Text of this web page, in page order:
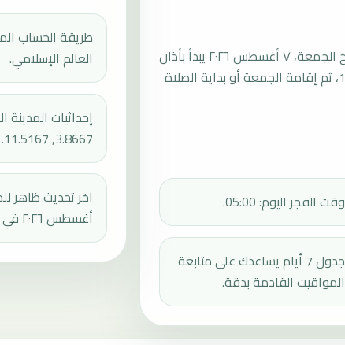
موعد صلاة الجمعة القادمة في ياوندي بتاريخ الجمعة، ٧ أغسطس ٢٠٢٦ يبدأ بأذان
الجمعة عند 12:20، ثم بداية الخطبة عند 12:30، ثم إقامة الجمعة أو بداية الصلاة
وقت الفجر اليوم: 05:00.
جدول 7 أيام يساعدك على متابعة
المواقيت القادمة بدقة.
طريقة الحساب
العالم الإسلامي.
إحداثيات
3.8667, 11.5167.
أغسطس ٢٠٢٦ في ١٢:٠١ ص.